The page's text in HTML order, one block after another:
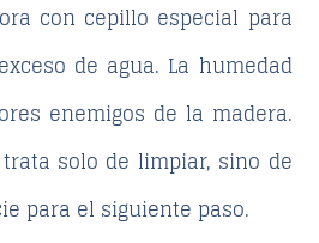
con cepillo especial para
de agua. La humedad
enemigos de la madera.
solo de limpiar, sino de
para el siguiente paso.